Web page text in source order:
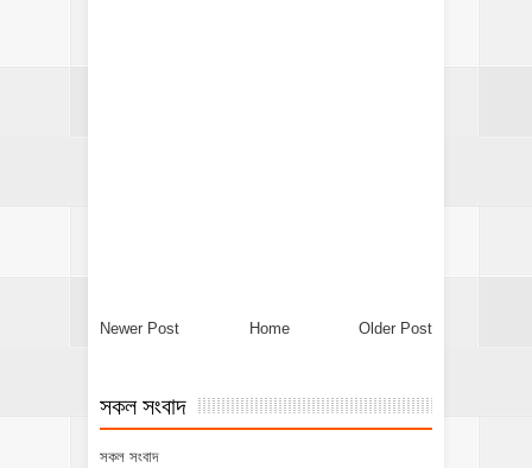
Newer Post Older Post
Home
সকল সংবাদ
সকল সংবাদ